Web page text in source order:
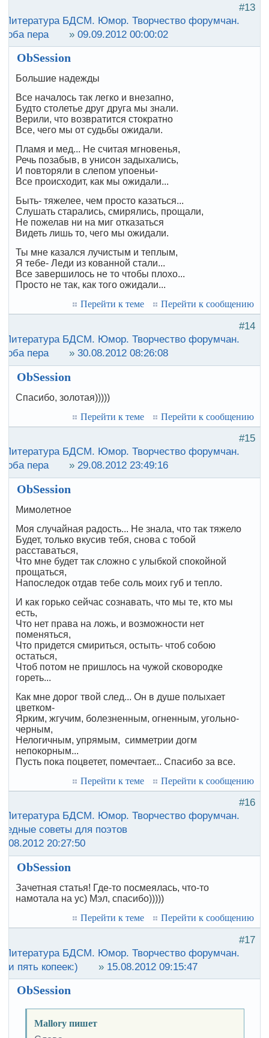
#13
Литература БДСМ. Юмор. Творчество форумчан.
пера
» 09.09.2012 00:00:02
ObSession
Большие надежды
Все началось так легко и внезапно,
Будто столетье друг друга мы знали.
Верили, что возвратится стократно
Все, чего мы от судьбы ожидали.
Пламя и мед... Не считая мгновенья,
Речь позабыв, в унисон задыхались,
И повторяли в слепом упоеньи-
Все происходит, как мы ожидали...
Быть- тяжелее, чем просто казаться...
Слушать старались, смирялись, прощали,
Не пожелав ни на миг отказаться
Видеть лишь то, чего мы ожидали.
Ты мне казался лучистым и теплым,
Я тебе- Леди из кованной стали...
Все завершилось не то чтобы плохо...
Просто не так, как того ожидали...
Перейти к теме
Перейти к сообщению
#14
Литература БДСМ. Юмор. Творчество форумчан.
пера
» 30.08.2012 08:26:08
ObSession
Спасибо, золотая)))))
Перейти к теме
Перейти к сообщению
#15
Литература БДСМ. Юмор. Творчество форумчан.
пера
» 29.08.2012 23:49:16
ObSession
Мимолетное
Моя случайная радость... Не знала, что так тяжело
Будет, только вкусив тебя, снова с тобой
расставаться,
Что мне будет так сложно с улыбкой спокойной
прощаться,
Напоследок отдав тебе соль моих губ и тепло.
И как горько сейчас сознавать, что мы те, кто мы
есть,
Что нет права на ложь, и возможности нет
поменяться,
Что придется смириться, остыть- чтоб собою
остаться,
Чтоб потом не пришлось на чужой сковородке
гореть...
Как мне дорог твой след... Он в душе полыхает
цветком-
Ярким, жгучим, болезненным, огненным, угольно-
черным,
Нелогичным, упрямым, симметрии догм
непокорным...
Пусть пока поцветет, помечтает... Спасибо за все.
Перейти к теме
Перейти к сообщению
#16
Литература БДСМ. Юмор. Творчество форумчан.
советы для поэтов
20:27:50
ObSession
Зачетная статья! Где-то посмеялась, что-то
намотала на ус) Мэл, спасибо)))))
Перейти к теме
Перейти к сообщению
#17
Литература БДСМ. Юмор. Творчество форумчан.
пять копеек:)
» 15.08.2012 09:15:47
ObSession
Mallory пишет